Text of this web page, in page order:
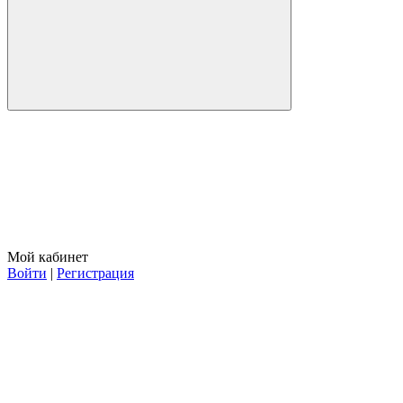
Мой кабинет
Войти | Регистрация